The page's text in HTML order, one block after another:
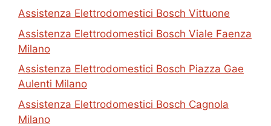
Assistenza Elettrodomestici Bosch Vittuone
Assistenza Elettrodomestici Bosch Viale Faenza
Milano
Assistenza Elettrodomestici Bosch Piazza Gae
Aulenti Milano
Assistenza Elettrodomestici Bosch Cagnola
Milano